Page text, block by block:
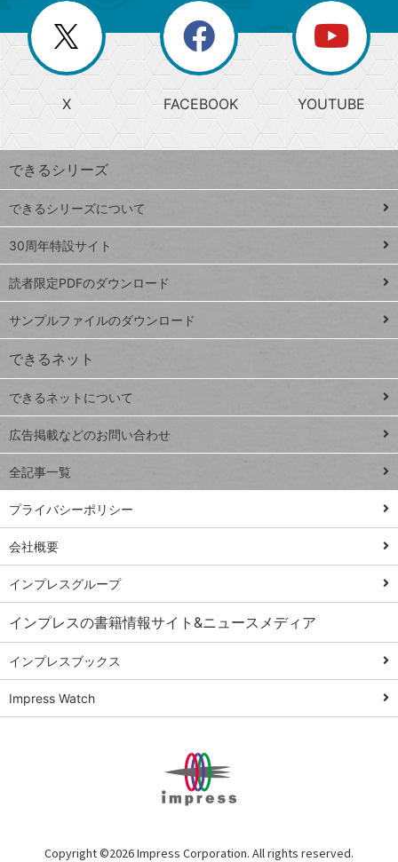
じ
る
search
検
索
上
昇
ワ
ー
ド
Google
スプレ
ッドシ
ート
iPhone
VLOOKUP
close
閉じ
る
閉
じ
る
ー
か
ら
探
す
ト
ッ
プ
ペ
ジ
連載
Excel Q&A
トイアンナ流仕
事術
PowerAutomate
ではじめる業務
の完全自動化
AI議事録作成術
Windows 11
Q&A
Teams踏み込み
活用術
Excel講師の仕事
術
俺のメルカリ
X FACEBOOK YOUTUBE
できるシリーズ
できるシリーズについて
30周年特設サイト
読者限定PDFのダウンロード
サンプルファイルのダウンロード
できるネット
できるネットについて
広告掲載などのお問い合わせ
全記事一覧
プライバシーポリシー
会社概要
インプレスグループ
インプレスの書籍情報サイト&ニュースメディア
インプレスブックス
Impress Watch
Copyright ©2026 Impress Corporation. All rights reserved.